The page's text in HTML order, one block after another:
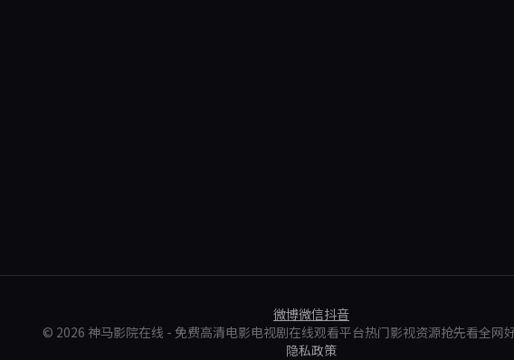
微博微信抖音
© 2026 神马影院在线 - 免费高清电影电视剧在线观看平台热门影视资源抢先看全网
隐私政策